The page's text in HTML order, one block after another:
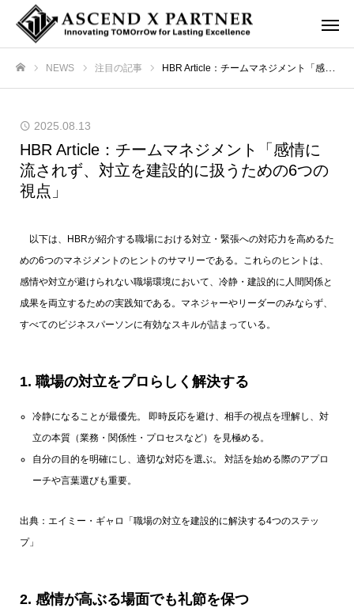
NEWS 注目の記事 HBR Article：チームマネジメント「感情に流されず、対立を建設的に扱うための6つの視点」
2025.08.13
HBR Article：チームマネジメント「感情に
流されず、対立を建設的に扱うための6つの
視点」
以下は、HBRが紹介する職場における対立・緊張への対応力を高めるた
めの6つのマネジメントのヒントのサマリーである。これらのヒントは、
感情や対立が避けられない職場環境において、冷静・建設的に人間関係と
成果を両立するための実践知である。マネジャーやリーダーのみならず、
すべてのビジネスパーソンに有効なスキルが詰まっている。
1. 職場の対立をプロらしく解決する
冷静になることが最優先。 即時反応を避け、相手の視点を理解し、対
立の本質（業務・関係性・プロセスなど）を見極める。
自分の目的を明確にし、適切な対応を選ぶ。 対話を始める際のアプロ
ーチや言葉選びも重要。
出典：エイミー・ギャロ
「職場の対立を建設的に解決する4つのステッ
プ」
2. 感情が高ぶる場面でも礼節を保つ